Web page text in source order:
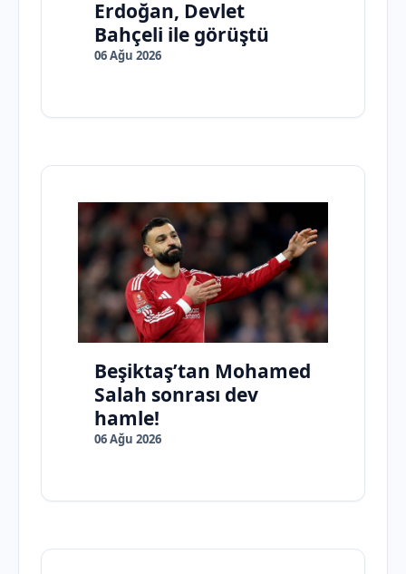
Erdoğan, Devlet
Bahçeli ile görüştü
06 Ağu 2026
Beşiktaş’tan Mohamed
Salah sonrası dev
hamle!
06 Ağu 2026